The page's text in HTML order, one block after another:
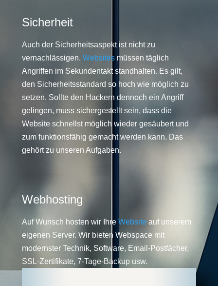
Sicherheit
Auch der Sicherheitsaspekt ist nicht zu
vernachlässigen. Websitesmüssen täglich
Angriffen im Sekundentakt standhalten. Es gilt,
den Sicherheitsstandard so hoch wie möglich zu
setzen. Sollte den Hackern dennoch ein Angriff
gelingen, muss sichergestellt sein, dass die
Website schnellst möglich wieder gesäubert und
zum funktionsfähig gemacht werden kann. Das
gehört zu unseren Aufgaben.
Webhosting
Auf Wunsch hosten wir Ihre Website auf unserem
eigenen Server. Wir bieten Webspace mit
modernster Technik, Software, Email-Postfächer,
SSL-Zertifikate, 7-Tage-Backup usw.